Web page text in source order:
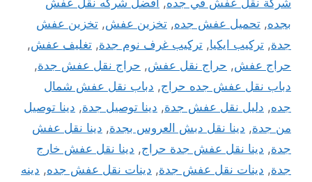
بجده, تحميل عفش جده, تخزين عفش, تخزين عفش
جدة, تركيب ايكيا, تركيب غرف نوم جدة, تغليف عفش,
حراج عفش, حراج نقل عفش, حراج نقل عفش جدة,
دباب نقل عفش جده حراج, دباب نقل عفش شمال
جده, دليل نقل عفش جدة, دينا توصيل جدة, دينا توصيل
من جدة, دينا نقل دبش العروس بجدة, دينا نقل عفش
جدة, دينا نقل عفش جدة حراج, دينا نقل عفش خارج
جدة, دينات نقل عفش جدة, دينات نقل عفش جده, دينه